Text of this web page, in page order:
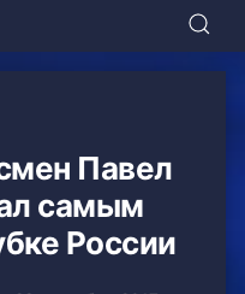
Павел
самым
России